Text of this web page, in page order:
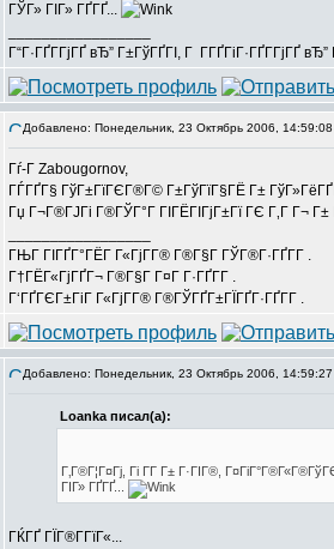
ГЎГ» ГІГ» ГҐГҐ...
Г“Г·ГҐГ­ГјГҐ вЂ” Г±ГўГҐГІ, Г Г­ГҐГіГ·ГҐГ­ГјГҐ
Добавлено: Понедельник, 23 Октябрь 2006, 14:59:08
Гѓ-Г­ Zabougornov,
ГЃГҐГ§ ГўГ±ГїГЄГ®Г© Г±ГўГїГ§ГЁ Г±
Гџ Г¬Г®ГЈГі Г®ГЎГ°Г ГІГЁГІГјГ±Гї ГЄ Г‚Г Г¬
ГЊГ ГІГҐГ°ГЁГ Г«ГјГ­Г® Г®Г§Г ГЎГ®Г·ГҐГ­Г .
Г†ГЁГ«ГјГҐГ¬ Г®Г§Г Г¤Г Г·ГҐГ­Г .
Г‘ГҐГЄГ±ГіГ Г«ГјГ­Г® Г®ГЎГҐГ±ГЇГҐГ·ГҐГ­Г .
Добавлено: Понедельник, 23 Октябрь 2006, 14:59:27
Loanka писал(а):
Г‚Г®Г¦Г¤Гј, Гі Г­Г Г± Г·ГІГ®,
ГІГ» ГҐГҐ...
ГЌГҐ ГЇГ®Г­ГїГ«...